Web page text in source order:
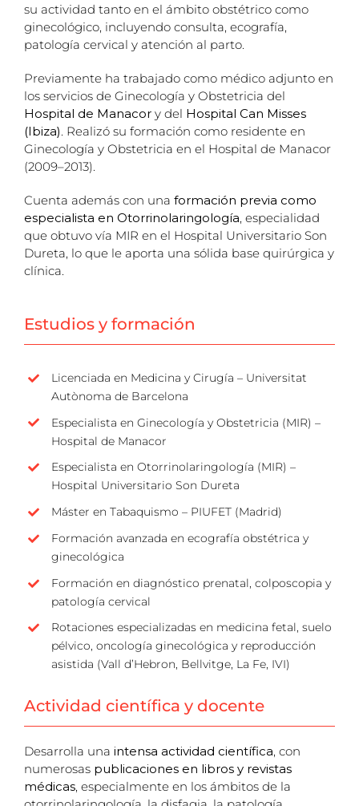
su actividad tanto en el ámbito obstétrico como
ginecológico, incluyendo consulta, ecografía,
patología cervical y atención al parto.
Previamente ha trabajado como médico adjunto en
los servicios de Ginecología y Obstetricia del
Hospital de Manacory del Hospital Can Misses
(Ibiza). Realizó su formación como residente en
Ginecología y Obstetricia en el Hospital de Manacor
(2009–2013).
Cuenta además con una formación previa como
especialista en Otorrinolaringología, especialidad
que obtuvo vía MIR en el Hospital Universitario Son
Dureta, lo que le aporta una sólida base quirúrgica y
clínica.
Estudios y formación
Licenciada en Medicina y Cirugía – Universitat
Autònoma de Barcelona
Especialista en Ginecología y Obstetricia (MIR) –
Hospital de Manacor
Especialista en Otorrinolaringología (MIR) –
Hospital Universitario Son Dureta
Máster en Tabaquismo – PIUFET (Madrid)
Formación avanzada en ecografía obstétrica y
ginecológica
Formación en diagnóstico prenatal, colposcopia y
patología cervical
Rotaciones especializadas en medicina fetal, suelo
pélvico, oncología ginecológica y reproducción
asistida (Vall d’Hebron, Bellvitge, La Fe, IVI)
Actividad científica y docente
Desarrolla una intensa actividad científica, con
numerosas publicaciones en libros y revistas
médicas, especialmente en los ámbitos de la